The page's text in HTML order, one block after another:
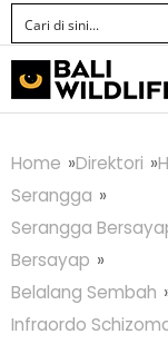
Home Direktori
Serangga
Serangga
Bersayap
Belalang Sembah
Infraordo